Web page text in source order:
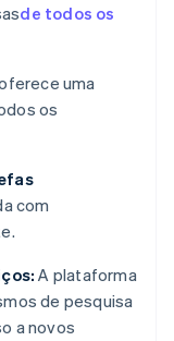
de todos os
uma
os
com
A plataforma
de pesquisa
a novos